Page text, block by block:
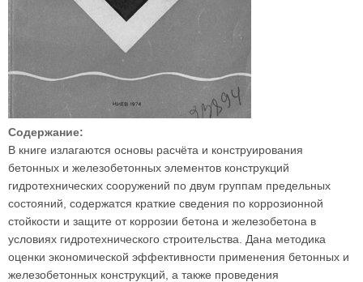
Содержание:
В книге излагаются основы расчёта и конструирования
бетонных и железобетонных элементов конструкций
гидротехнических сооружений по двум группам предельных
состояний, содержатся краткие сведения по коррозионной
стойкости и защите от коррозии бетона и железобетона в
условиях гидротехнического строительства. Дана методика
оценки экономической эффективности применения бетонных и
железобетонных конструкций, а также проведения